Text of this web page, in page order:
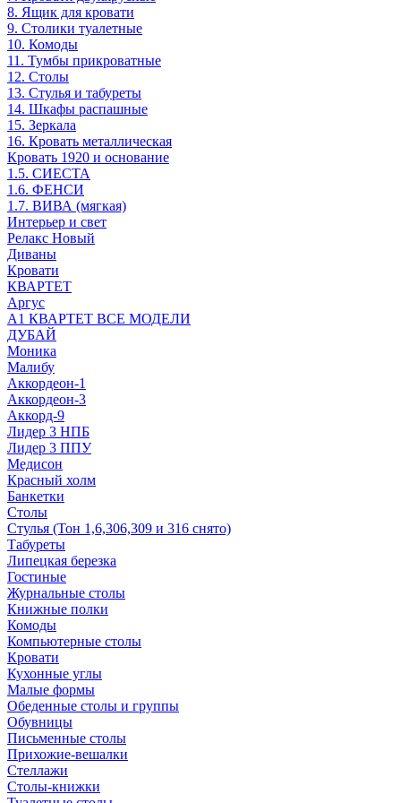
8. Ящик для кровати
9. Столики туалетные
10. Комоды
11. Тумбы прикроватные
12. Столы
13. Стулья и табуреты
14. Шкафы распашные
15. Зеркала
16. Кровать металлическая
Кровать 1920 и основание
1.5. СИЕСТА
1.6. ФЕНСИ
1.7. ВИВА (мягкая)
Интерьер и свет
Релакс Новый
Диваны
Кровати
КВАРТЕТ
Аргус
А1 КВАРТЕТ ВСЕ МОДЕЛИ
ДУБАЙ
Моника
Малибу
Аккордеон-1
Аккордеон-3
Аккорд-9
Лидер 3 НПБ
Лидер 3 ППУ
Медисон
Красный холм
Банкетки
Столы
Стулья (Тон 1,6,306,309 и 316 снято)
Табуреты
Липецкая березка
Гостиные
Журнальные столы
Книжные полки
Комоды
Компьютерные столы
Кровати
Кухонные углы
Малые формы
Обеденные столы и группы
Обувницы
Письменные столы
Прихожие-вешалки
Стеллажи
Столы-книжки